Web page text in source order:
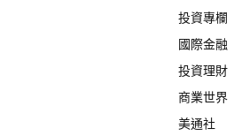
投資專欄
國際金融
投資理財
商業世界
美通社